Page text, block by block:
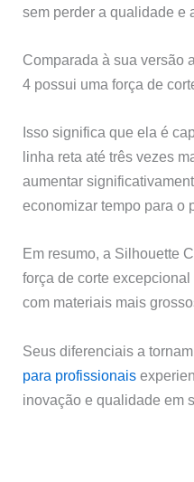
sem perder a qualidade e
Comparada à sua versão
4 possui uma força de
Isso significa que ela é
linha reta até três vezes
aumentar
economizar tempo para o
Em resumo, a Silhouette
força de corte
com materiais mais
Seus diferenciais a
para profissionais
inovação e qualidade em